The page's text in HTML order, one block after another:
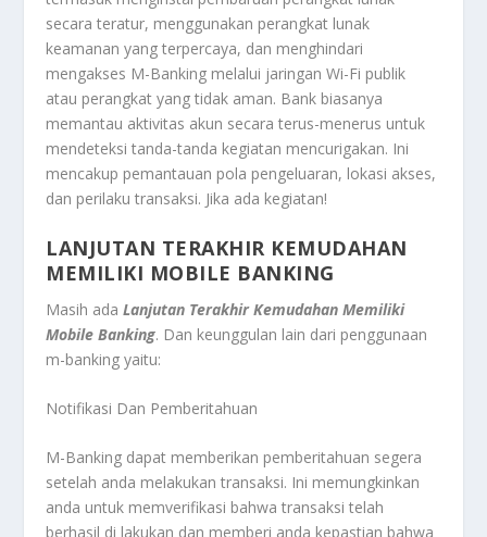
secara teratur, menggunakan perangkat lunak
keamanan yang terpercaya, dan menghindari
mengakses M-Banking melalui jaringan Wi-Fi publik
atau perangkat yang tidak aman. Bank biasanya
memantau aktivitas akun secara terus-menerus untuk
mendeteksi tanda-tanda kegiatan mencurigakan. Ini
mencakup pemantauan pola pengeluaran, lokasi akses,
dan perilaku transaksi. Jika ada kegiatan!
LANJUTAN TERAKHIR KEMUDAHAN
MEMILIKI MOBILE BANKING
Masih adaLanjutan Terakhir Kemudahan Memiliki
Mobile Banking. Dan keunggulan lain dari penggunaan
m-banking yaitu:
Notifikasi Dan Pemberitahuan
M-Banking dapat memberikan pemberitahuan segera
setelah anda melakukan transaksi. Ini memungkinkan
anda untuk memverifikasi bahwa transaksi telah
berhasil di lakukan dan memberi anda kepastian bahwa